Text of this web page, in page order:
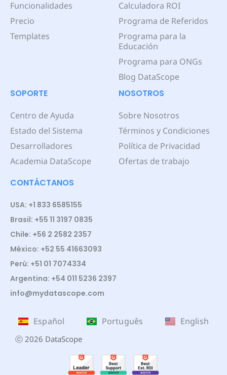
Funcionalidades
Precio
Templates
Calculadora ROI
Programa de Referidos
Programa para la
Educación
Programa para ONGs
Blog DataScope
SOPORTE
Centro de Ayuda
Estado del Sistema
Desarrolladores
Academia DataScope
NOSOTROS
Sobre Nosotros
Términos y Condiciones
Política de Privacidad
Ofertas de trabajo
CONTÁCTANOS
USA: +1 833 6585155
Brasil: +55 11 3197 0835
Chile: +56 2 2582 2357
México: +52 55 41663093
Perú: +51 01 7074334
Argentina: +54 011 5236 2397
info@mydatascope.com
Español Português English
ⓒ 2026 DataScope